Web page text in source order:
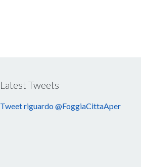
Latest Tweets
Tweet riguardo @FoggiaCittaAper